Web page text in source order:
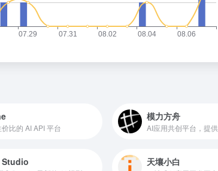
比的 AI API 平台
模力方舟
天壤小白